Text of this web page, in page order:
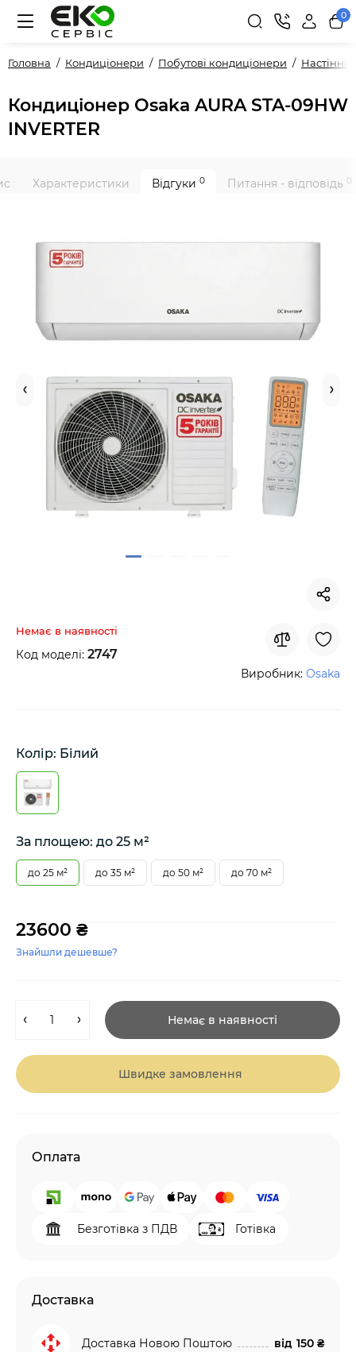
0
Головна Кондиціонери Побутові кондиціонери Настінні
Кондиціонер Osaka AURA STA-09HW
INVERTER
Характеристики Відгуки 0 Питання - відповідь 0
Немає в наявності
Код моделі: 2747
Виробник: Osaka
Колір: Білий
За площею: до 25 м²
до 25 м² до 35 м² до 50 м² до 70 м²
23600 ₴
Знайшли дешевше?
Немає в наявності
Швидке замовлення
Оплата
Безготівка з ПДВ Готівка
Доставка
Доставка Новою Поштою від 150 ₴